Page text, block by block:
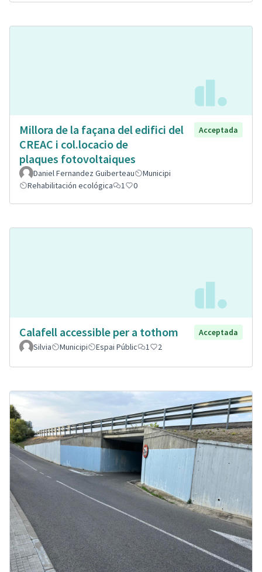
Millora de la façana del edifici del
CREAC i col.locacio de
plaques fotovoltaiques
Acceptada
Daniel Fernandez Guiberteau
Municipi
Rehabilitación ecológica
1 0
Calafell accessible per a tothom
Acceptada
Silvia
Municipi Espai Públic 1 2